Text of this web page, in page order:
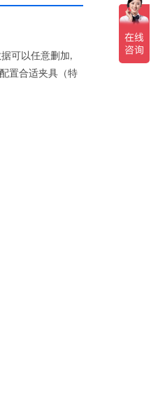
可以任意删加,
置合适夹具（特